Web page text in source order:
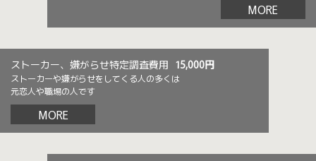
MORE
ストーカー、嫌がらせ特定調査費用 15,000円
ストーカーや嫌がらせをしてくる人の多くは
元恋人や職場の人です
MORE